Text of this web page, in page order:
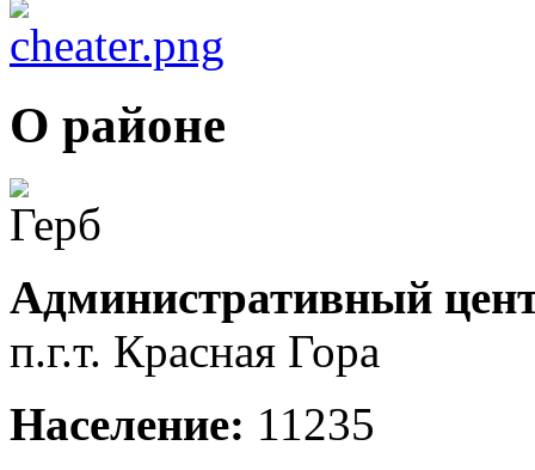
О районе
Административный
п.г.т. Красная Гора
Население: 11235